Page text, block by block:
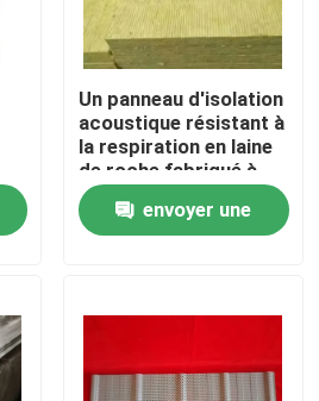
Un panneau d'isolation
acoustique résistant à
la respiration en laine
de roche fabriqué à
partir de matériaux
durablesenvoyer une